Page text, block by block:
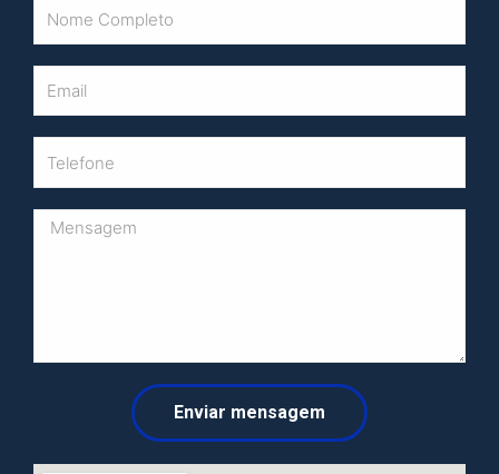
Enviar mensagem